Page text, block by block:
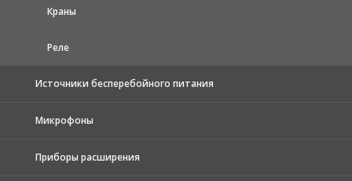
Краны
Реле
Источники бесперебойного питания
Микрофоны
Приборы расширения